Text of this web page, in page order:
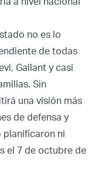
no es lo
de todas
Gallant y casi
Sin
una visión más
de defensa y
planificaron ni
el 7 de octubre de